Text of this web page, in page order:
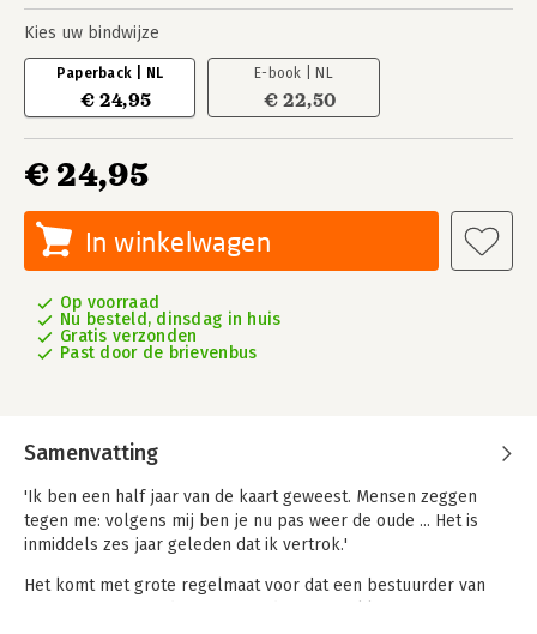
Kies uw bindwijze
Paperback | NL
€ 24,95
E-book | NL
€ 22,50
€ 24,95
In winkelwagen
Op voorraad
Nu besteld, dinsdag in huis
Gratis verzonden
Past door de brievenbus
Samenvatting
'Ik ben een half jaar van de kaart geweest. Mensen zeggen
tegen me: volgens mij ben je nu pas weer de oude ... Het is
inmiddels zes jaar geleden dat ik vertrok.'
Het komt met grote regelmaat voor dat een bestuurder van